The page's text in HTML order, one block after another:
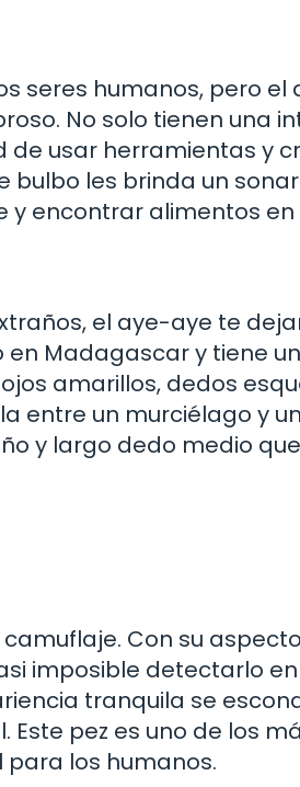
seres humanos, pero
No solo tienen una
usar herramientas y
bulbo les brinda un
encontrar alimentos
el aye-aye te
Madagascar y tiene
amarillos, dedos
entre un murciélago y
y largo dedo medio
Con su
imposible detectarlo
tranquila se
pez es uno de los
los humanos.